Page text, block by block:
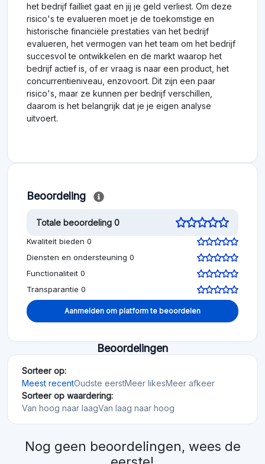
het bedrijf failliet gaat en jij je geld verliest. Om deze
risico's te evalueren moet je de toekomstige en
historische financiële prestaties van het bedrijf
evalueren, het vermogen van het team om het bedrijf
succesvol te ontwikkelen en de markt waarop het
bedrijf actief is, of er vraag is naar een product, het
concurrentieniveau, enzovoort. Dit zijn een paar
risico's, maar ze kunnen per bedrijf verschillen,
daarom is het belangrijk dat je je eigen analyse
uitvoert.
Beoordeling
Totale beoordeling 0
Kwaliteit bieden 0
Diensten en ondersteuning 0
Functionaliteit 0
Transparantie 0
Aanmelden om platform te beoordelen
Beoordelingen
Sorteer op:
Meest recentOudste eerstMeer likesMeer afkeer
Sorteer op waardering:
Van hoog naar laagVan laag naar hoog
Nog geen beoordelingen, wees de